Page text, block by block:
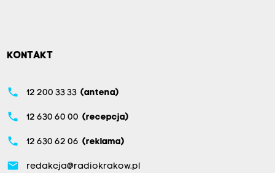
KONTAKT
phone 12 200 33 33 (antena)
phone 12 630 60 00 (recepcja)
phone 12 630 62 06 (reklama)
email redakcja@radiokrakow.pl